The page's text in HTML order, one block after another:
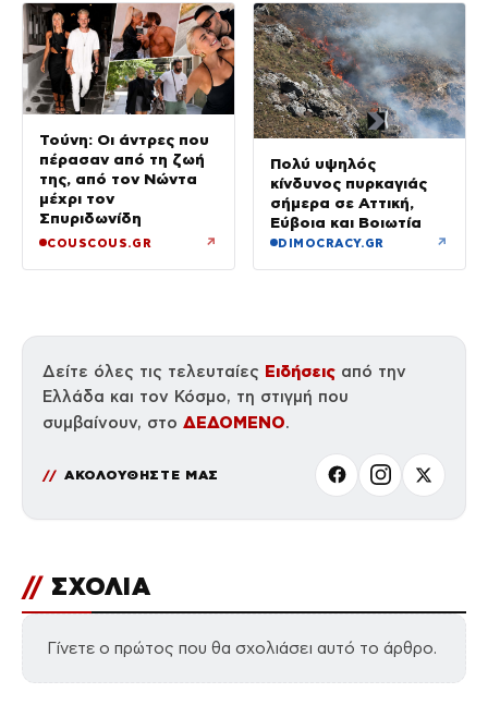
Τούνη: Οι άντρες που
πέρασαν από τη ζωή
της, από τον Νώντα
μέχρι τον
Σπυριδωνίδη
COUSCOUS.GR ↗
Πολύ υψηλός
κίνδυνος πυρκαγιάς
σήμερα σε Αττική,
Εύβοια και Βοιωτία
DIMOCRACY.GR ↗
Δείτε όλες τις τελευταίες Ειδήσεις από την
Ελλάδα και τον Κόσμο, τη στιγμή που
συμβαίνουν, στο ΔΕΔΟΜΕΝΟ.
ΑΚΟΛΟΥΘΗΣΤΕ ΜΑΣ
// ΣΧΟΛΙΑ
Γίνετε ο πρώτος που θα σχολιάσει αυτό το άρθρο.